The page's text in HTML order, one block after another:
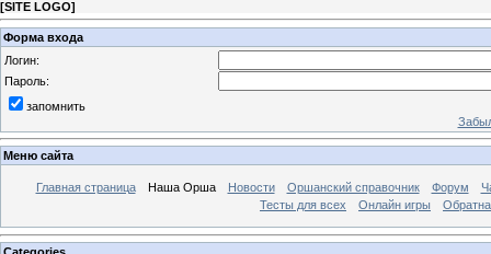
[SITE LOGO]
Форма входа
Логин:
Пароль:
запомнить
Меню сайта
Главная страница Наша Орша Новости Оршанский справочник Форум
Тесты для всех
Онлайн игры